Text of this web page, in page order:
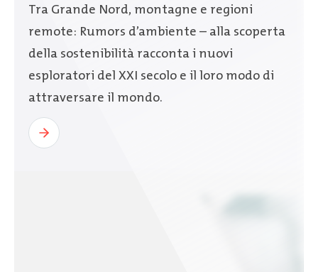
Tra Grande Nord, montagne e regioni
remote: Rumors d’ambiente – alla scoperta
della sostenibilità racconta i nuovi
esploratori del XXI secolo e il loro modo di
attraversare il mondo.